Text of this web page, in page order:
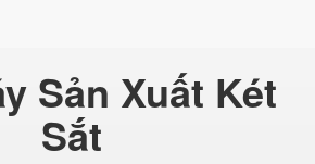
Sản Xuất Két
Sắt